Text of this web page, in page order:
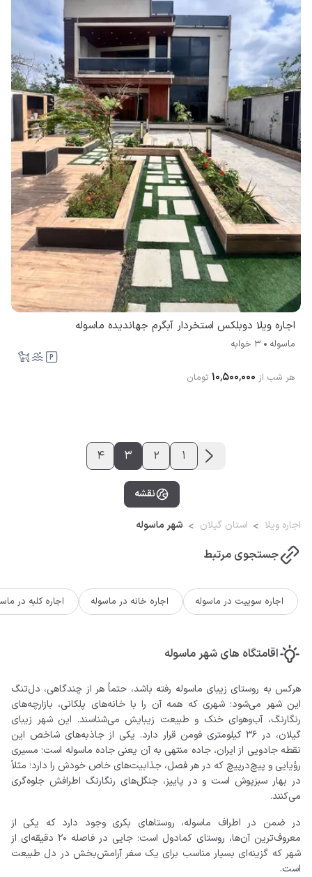
اجاره ویلا دوبلکس استخردار آبگرم جهاندیده ماسوله
ماسوله 3 خوابه
هر شب از ۱۰٬۵۰۰٬۰۰۰ تومان
1
2
3
4
نقشه
اجاره ویلا استان گیلان شهر ماسوله
جستجوی مرتبط
اجاره سوییت در ماسوله اجاره خانه در ماسوله اجاره کلبه در
اقامتگاه های شهر ماسوله
هرکس به روستای زیبای ماسوله رفته باشد، حتماً هر از چندگاهی، دل‌تنگ
این شهر می‌شود؛ شهری که همه آن را با خانه‌های پلکانی، بازارچه‌های
رنگارنگ، آب‌وهوای خنک و طبیعت زیبایش می‌شناسند. این شهر زیبای
گیلان، در 36 کیلومتری فومن قرار دارد. یکی از جاذبه‌های شاخص این
نقطه جادویی از ایران، جاده منتهی به آن یعنی جاده ماسوله است؛ مسیری
رؤیایی و پیچ‌درپیچ که در هر فصل، جذابیت‌های خاص خودش را دارد؛ مثلاً
در بهار سبزپوش است و در پاییز، جنگل‌های رنگارنگ اطرافش جلوه‌گری
می‌کنند.
در ضمن در اطراف ماسوله، روستاهای بکری وجود دارد که یکی از
معروف‌ترین آن‌ها، روستای کمادول است؛ جایی در فاصله 20 دقیقه‌ای از
شهر که گزینه‌ای بسیار مناسب برای یک سفر آرامش‌بخش در دل طبیعت
است.